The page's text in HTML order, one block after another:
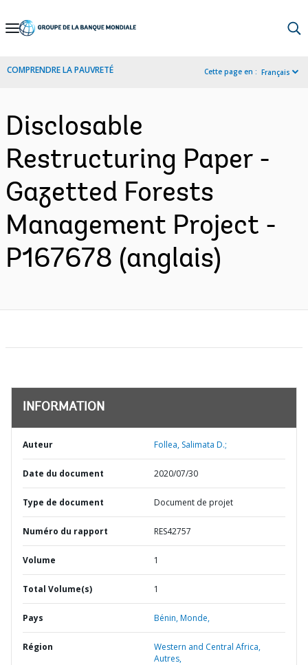
Skip
Navigation
COMPRENDRE LA PAUVRETÉ Cette page en : Français
Disclosable
Restructuring Paper -
Gazetted Forests
Management Project -
P167678 (anglais)
INFORMATION
Auteur Follea, Salimata D.;
Date du document 2020/07/30
Type de document Document de projet
Numéro du rapport RES42757
Volume 1
Total Volume(s) 1
Pays Bénin,Monde,
Région
Western and Central Africa,
Autres,